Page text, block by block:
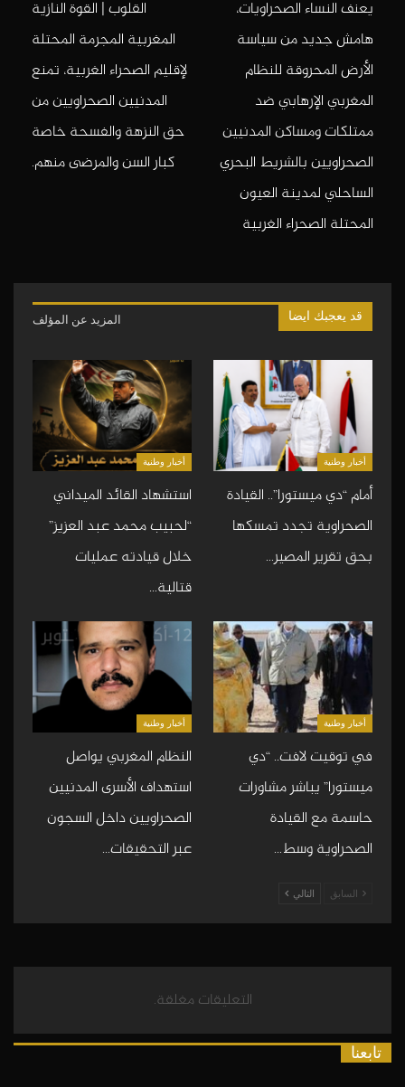
يعنف النساء الصحراويات،
هامش جديد من سياسة
الأرض المحروقة للنظام
المغربي الإرهابي ضد
ممتلكات ومساكن المدنيين
الصحراويين بالشريط البحري
الساحلي لمدينة العيون
المحتلة الصحراء الغربية
القلوب | القوة النازية
المغربية المجرمة المحتلة
لإقليم الصحراء الغربية، تمنع
المدنيين الصحراويين من
حق النزهة والفسحة خاصة
كبار السن والمرضى منهم.
قد يعجبك ايضا المزيد عن المؤلف
أخبار وطنية
أمام “دي ميستورا”.. القيادة
الصحراوية تجدد تمسكها
بحق تقرير المصير…
أخبار وطنية
استشهاد القائد الميداني
“لحبيب محمد عبد العزيز”
خلال قيادته عمليات
قتالية…
أخبار وطنية
في توقيت لافت.. “دي
ميستورا” يباشر مشاورات
حاسمة مع القيادة
الصحراوية وسط…
أخبار وطنية
النظام المغربي يواصل
استهداف الأسرى المدنيين
الصحراويين داخل السجون
عبر التحقيقات…
السابق التالي
التعليقات مغلقة.
تابعنا